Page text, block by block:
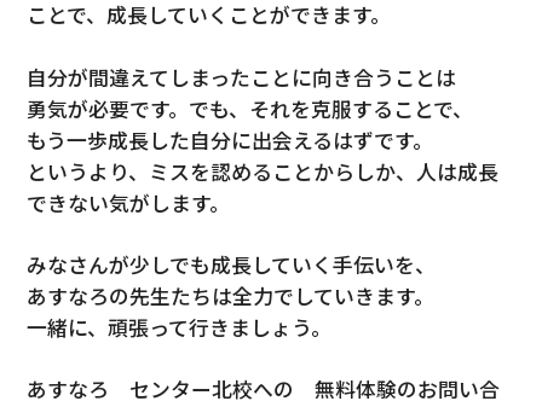
ことで、成長していくことができます。
自分が間違えてしまったことに向き合うことは
勇気が必要です。でも、それを克服することで、
もう一歩成長した自分に出会えるはずです。
というより、ミスを認めることからしか、人は成長
できない気がします。
みなさんが少しでも成長していく手伝いを、
あすなろの先生たちは全力でしていきます。
一緒に、頑張って行きましょう。
あすなろ センター北校への 無料体験のお問い合